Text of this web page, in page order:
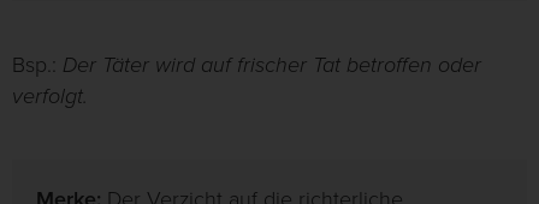
Bsp.: Der Täter wird auf frischer Tat betroffen oder
verfolgt.